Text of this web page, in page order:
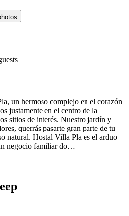
un hermoso complejo en el corazón
justamente en el centro de la
sitios de interés. Nuestro jardín y
querrás pasarte gran parte de tu
natural. Hostal Villa Pla es el arduo
negocio familiar do…